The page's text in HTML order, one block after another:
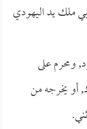
ملك يد اليهودي
ومحرم على
أو يخرجه من